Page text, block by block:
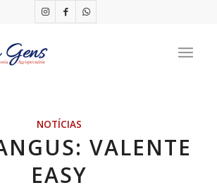
NOTÍCIAS
VALENTE
EASY